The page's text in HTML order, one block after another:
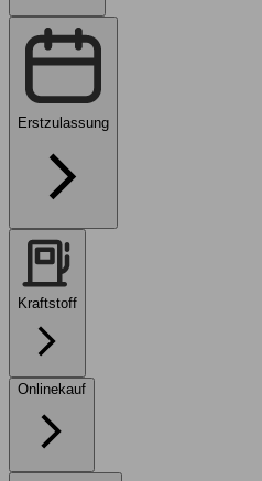
Erstzulassung
Kraftstoff
Onlinekauf